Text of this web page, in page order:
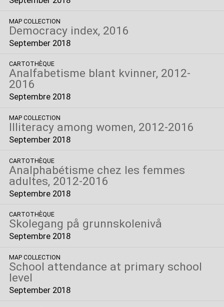
MAP COLLECTION
Democracy index, 2016
September 2018
CARTOTHÈQUE
Analfabetisme blant kvinner, 2012-
2016
Septembre 2018
MAP COLLECTION
Illiteracy among women, 2012-2016
September 2018
CARTOTHÈQUE
Analphabétisme chez les femmes
adultes, 2012-2016
Septembre 2018
CARTOTHÈQUE
Skolegang på grunnskolenivå
Septembre 2018
MAP COLLECTION
School attendance at primary school
level
September 2018